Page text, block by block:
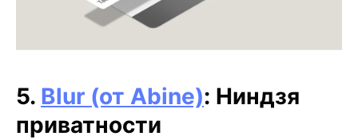
5. Blur (от Abine): Ниндзя
приватности